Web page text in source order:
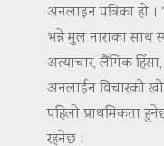
अनलाइन पत्रिका हो ।
भन्ने मुल नाराका साथ
अत्याचार, लैंगिक
अनलाईन विचारको
पहिलो प्राथमिकता
रहनेछ ।